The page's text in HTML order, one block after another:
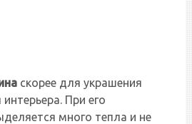
скорее для украшения
При его
много тепла и не